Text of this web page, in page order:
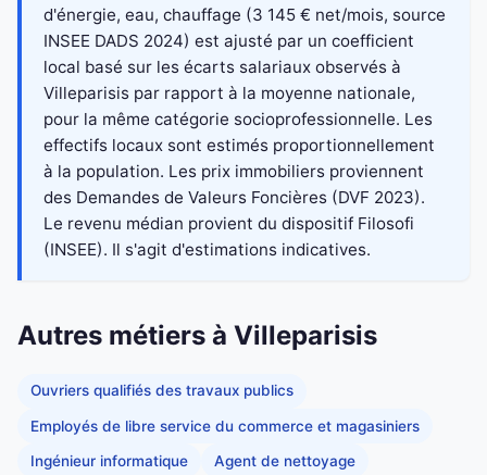
d'énergie, eau, chauffage (3 145 € net/mois, source
INSEE DADS 2024) est ajusté par un coefficient
local basé sur les écarts salariaux observés à
Villeparisis par rapport à la moyenne nationale,
pour la même catégorie socioprofessionnelle. Les
effectifs locaux sont estimés proportionnellement
à la population. Les prix immobiliers proviennent
des Demandes de Valeurs Foncières (DVF 2023).
Le revenu médian provient du dispositif Filosofi
(INSEE). Il s'agit d'estimations indicatives.
Autres métiers à Villeparisis
Ouvriers qualifiés des travaux publics
Employés de libre service du commerce et magasiniers
Ingénieur informatique Agent de nettoyage